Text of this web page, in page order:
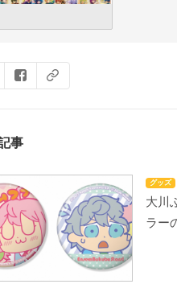
事
グッズ
大川
ラー